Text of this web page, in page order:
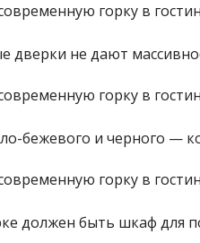
дверки не дают
бежевого и черного —
должен быть шкаф для